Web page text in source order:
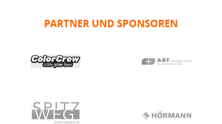
PARTNER UND SPONSOREN